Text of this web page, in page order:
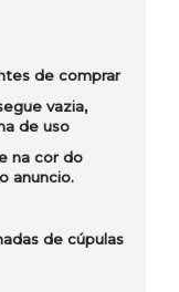
de comprar
vazia,
de uso
na cor do
anuncio.
de cúpulas